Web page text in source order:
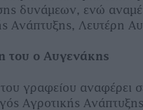
δυνάμεων, ενώ
Ανάπτυξης, Λευτέρη
του ο Αυγενάκης
γραφείου αναφέρει
Αγροτικής